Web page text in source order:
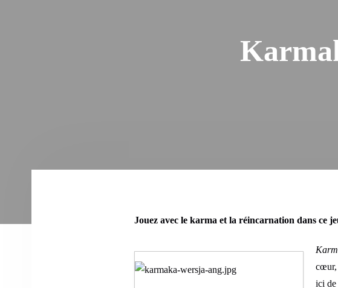
Jouez avec le karma et la réincarnation dans ce
cœur,
ici de